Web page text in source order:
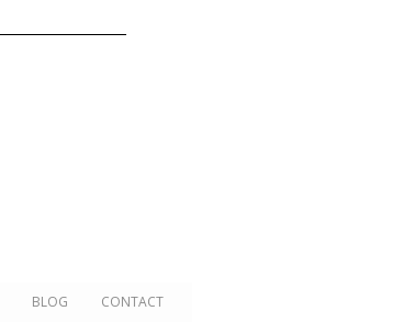
BLOG CONTACT